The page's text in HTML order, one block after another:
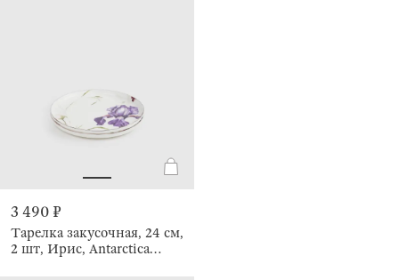
3 490 ₽
Тарелка закусочная, 24 см,
2 шт, Ирис, Antarctica